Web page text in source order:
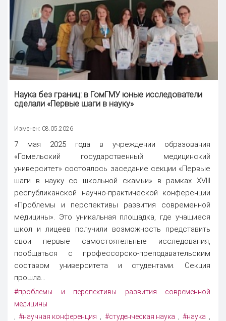
Наука без границ: в ГомГМУ юные исследователи
сделали «Первые шаги в науку»
Изменен: 08.05.2026
7 мая 2025 года в учреждении образования
«Гомельский государственный медицинский
университет» состоялось заседание секции «Первые
шаги в науку со школьной скамьи» в рамках XVIII
республиканской научно-практической конференции
«Проблемы и перспективы развития современной
медицины». Это уникальная площадка, где учащиеся
школ и лицеев получили возможность представить
свои первые самостоятельные исследования,
пообщаться с профессорско-преподавательским
составом университета и студентами. Секция
прошла...
#проблемы и перспективы развития современной
медицины
,#научная конференция #студенческая наука #наука